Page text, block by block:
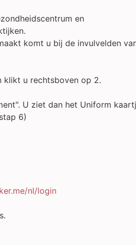
en
komt u bij de invulvelden
klikt u rechtsboven op 2.
U ziet dan het Uniform
6)
nl/login